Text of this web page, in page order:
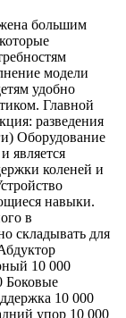
большим
модели
удобно
Главной
разведения
Оборудование
является
коленей и
навыки.
в
складывать для
10 000
Боковые
10 000
упор 10 000